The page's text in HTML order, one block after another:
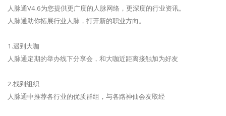
人脉通V4.6为您提供更广度的人脉网络，更深度的行业资讯。
人脉通助你拓展行业人脉，打开新的职业方向。
1.遇到大咖
人脉通定期的举办线下分享会，和大咖近距离接触加为好友
2.找到组织
人脉通中推荐各行业的优质群组，与各路神仙会友取经